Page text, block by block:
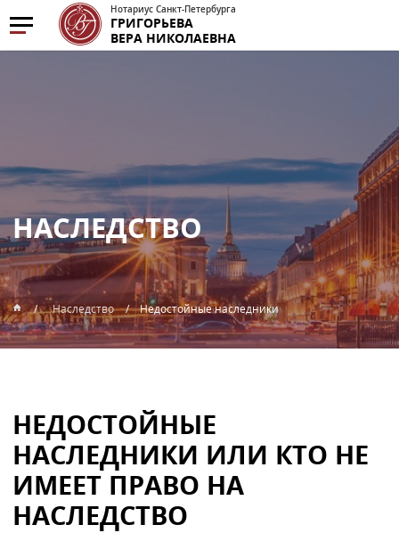
Нотариус Санкт-Петербурга
ГРИГОРЬЕВА
ВЕРА НИКОЛАЕВНА
НАСЛЕДСТВО
Наследство Недостойные наследники
НЕДОСТОЙНЫЕ
НАСЛЕДНИКИ ИЛИ КТО НЕ
ИМЕЕТ ПРАВО НА
НАСЛЕДСТВО